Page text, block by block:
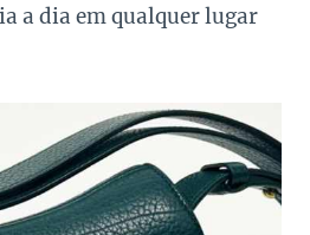
a dia em qualquer lugar